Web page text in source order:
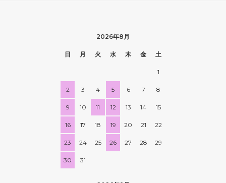
2026年8月
日 月 火 水 木 金 土
1
2 3 4 5 6 7 8
9 10 11 12 13 14 15
16 17 18 19 20 21 22
23 24 25 26 27 28 29
30 31